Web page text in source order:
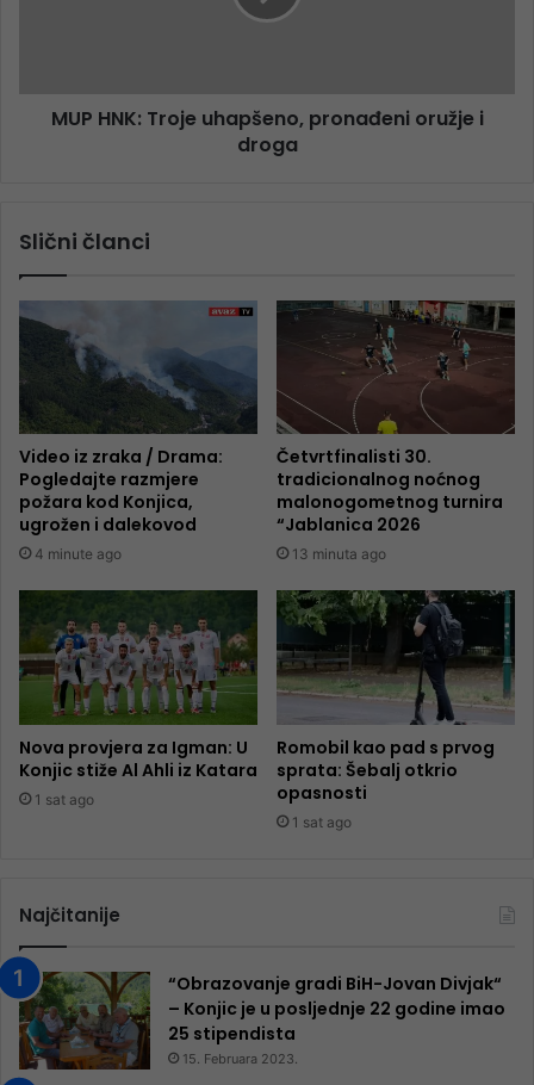
MUP HNK: Troje uhapšeno, pronađeni oružje i
droga
Slični članci
Video iz zraka / Drama:
Pogledajte razmjere
požara kod Konjica,
ugrožen i dalekovod
4 minute ago
Četvrtfinalisti 30.
tradicionalnog noćnog
malonogometnog turnira
“Jablanica 2026
13 minuta ago
Nova provjera za Igman: U
Konjic stiže Al Ahli iz Katara
1 sat ago
Romobil kao pad s prvog
sprata: Šebalj otkrio
opasnosti
1 sat ago
Najčitanije
“Obrazovanje gradi BiH-Jovan Divjak“
– Konjic je u posljednje 22 godine imao
25 ​​stipendista
15. Februara 2023.